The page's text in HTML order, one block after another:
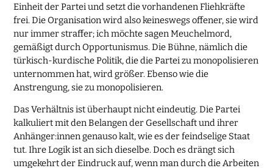
Einheit der Partei und setzt die vorhandenen Fliehkräfte
frei. Die Organisation wird also keineswegs offener, sie wird
nur immer straffer; ich möchte sagen Meuchelmord,
gemäßigt durch Opportunismus. Die Bühne, nämlich die
türkisch-kurdische Politik, die die Partei zu monopolisieren
unternommen hat, wird größer. Ebenso wie die
Anstrengung, sie zu monopolisieren.
Das Verhältnis ist überhaupt nicht eindeutig. Die Partei
kalkuliert mit den Belangen der Gesellschaft und ihrer
Anhänger:innen genauso kalt, wie es der feindselige Staat
tut. Ihre Logik ist an sich dieselbe. Doch es drängt sich
umgekehrt der Eindruck auf, wenn man durch die Arbeiten